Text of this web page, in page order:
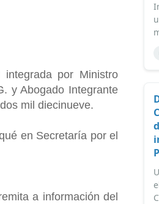
por Ministro
y Abogado Integrante
mil diecinueve.
en Secretaría por el
a información del